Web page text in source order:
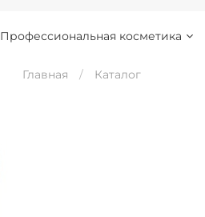
Профессиональная косметика
Главная Каталог